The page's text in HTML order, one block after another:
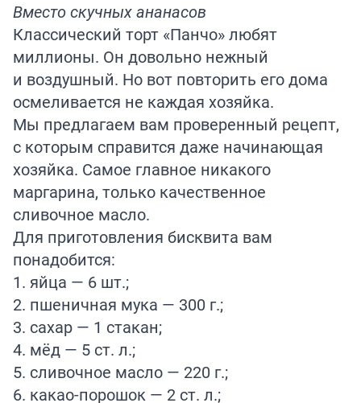
Вместо скучных ананасов
Классический торт «Панчо» любят
миллионы. Он довольно нежный
и воздушный. Но вот повторить его дома
осмеливается не каждая хозяйка.
Мы предлагаем вам проверенный рецепт,
с которым справится даже начинающая
хозяйка. Самое главное никакого
маргарина, только качественное
сливочное масло.
Для приготовления бисквита вам
понадобится:
1. яйца — 6 шт.;
2. пшеничная мука — 300 г.;
3. сахар — 1 стакан;
4. мёд — 5 ст. л.;
5. сливочное масло — 220 г.;
6. какао-порошок — 2 ст. л.;